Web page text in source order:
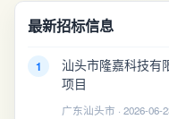
最新招标信息
1
汕头市隆嘉科技有
项目
广东汕头市 · 2026-06-